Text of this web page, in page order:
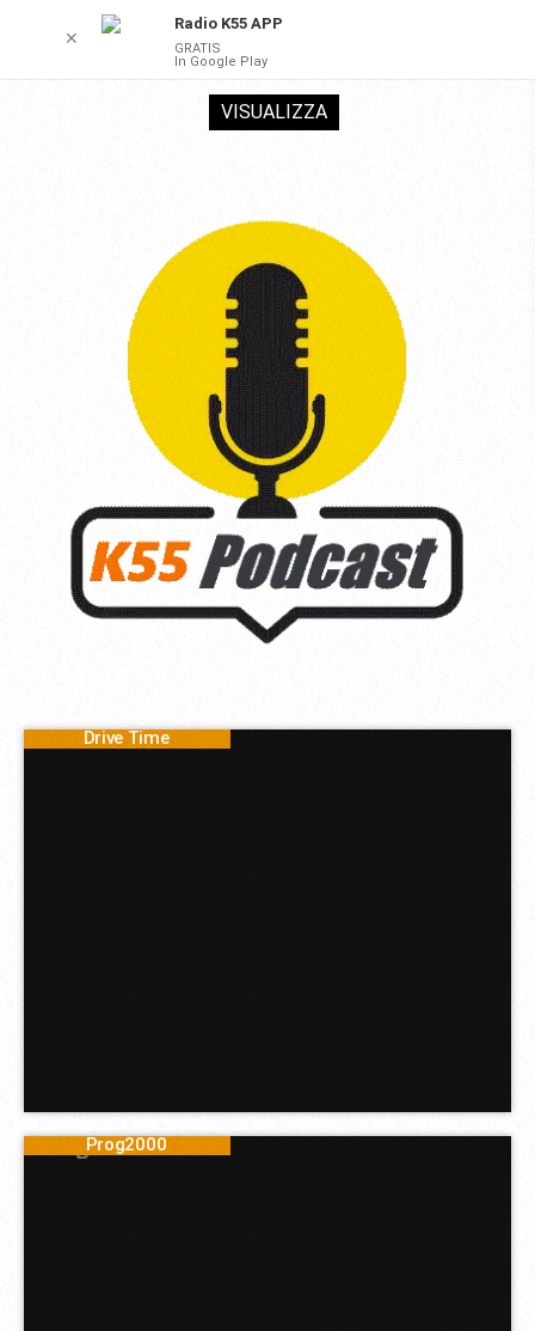
Drive Time
Prog2000
✕
Radio K55 APP
GRATIS
In Google Play
VISUALIZZA